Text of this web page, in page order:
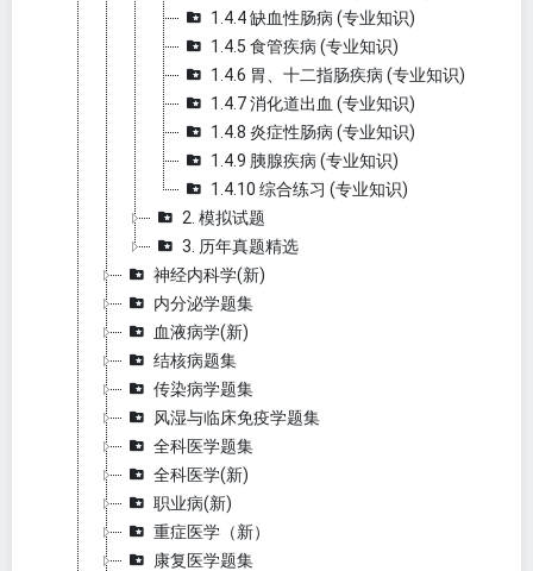
1.4.4 缺血性肠病 (专业知识)
1.4.5 食管疾病 (专业知识)
1.4.6 胃、十二指肠疾病 (专业知识)
1.4.7 消化道出血 (专业知识)
1.4.8 炎症性肠病 (专业知识)
1.4.9 胰腺疾病 (专业知识)
1.4.10 综合练习 (专业知识)
2. 模拟试题
3. 历年真题精选
神经内科学(新)
内分泌学题集
血液病学(新)
结核病题集
传染病学题集
风湿与临床免疫学题集
全科医学题集
全科医学(新)
职业病(新)
重症医学（新）
康复医学题集